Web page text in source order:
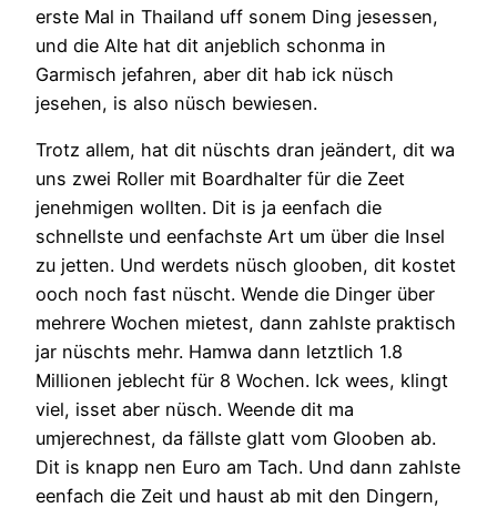
erste Mal in Thailand uff sonem Ding jesessen,
und die Alte hat dit anjeblich schonma in
Garmisch jefahren, aber dit hab ick nüsch
jesehen, is also nüsch bewiesen.
Trotz allem, hat dit nüschts dran jeändert, dit wa
uns zwei Roller mit Boardhalter für die Zeet
jenehmigen wollten. Dit is ja eenfach die
schnellste und eenfachste Art um über die Insel
zu jetten. Und werdets nüsch glooben, dit kostet
ooch noch fast nüscht. Wende die Dinger über
mehrere Wochen mietest, dann zahlste praktisch
jar nüschts mehr. Hamwa dann letztlich 1.8
Millionen jeblecht für 8 Wochen. Ick wees, klingt
viel, isset aber nüsch. Weende dit ma
umjerechnest, da fällste glatt vom Glooben ab.
Dit is knapp nen Euro am Tach. Und dann zahlste
eenfach die Zeit und haust ab mit den Dingern,